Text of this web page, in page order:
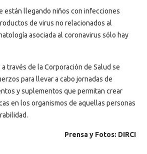
están llegando niños con infecciones
de virus no relacionados al
asociada al coronavirus sólo hay
través de la Corporación de Salud se
para llevar a cabo jornadas de
y suplementos que permitan crear
en los organismos de aquellas personas
Prensa y Fotos: DIRCI